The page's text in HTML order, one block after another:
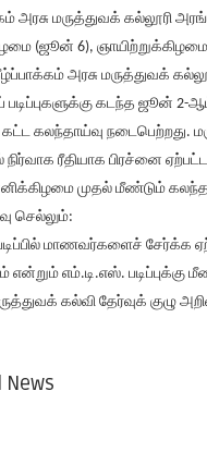
மருத்துவக் கல்லூரி
(ஜூன் 6),
அரசு மருத்துவக்
படிப்புகளுக்கு கடந்த ஜூன்
கலந்தாய்வு நடைபெற்றது.
ரீதியாக பிரச்னை
முதல் மீண்டும்
செல்லும்:
மாணவர்களைச் சேர்க்க
என்றும் எம்.டி.எஸ். படிப்புக்கு
கல்வி தேர்வுக் குழு